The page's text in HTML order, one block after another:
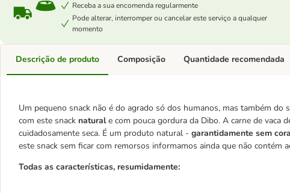
Receba a sua encomenda regularmente
Pode alterar, interromper ou cancelar este serviço a qualquer
momento
Descrição de produto
Um pequeno snack não é do agrado só dos humanos, mas também do
com este snack naturale com pouca gordura da Dibo. A carne de vaca
cuidadosamente seca. É um produto natural - garantidamente sem
este snack sem ficar com remorsos informamos ainda que não contém
Todas as características, resumidamente:
Composição Quantidade recomendada